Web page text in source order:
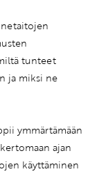
tunteet
ja miksi ne
ymmärtämään
ajan
käyttäminen